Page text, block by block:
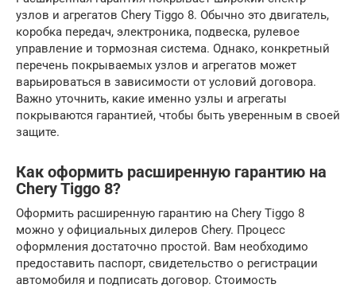
узлов и агрегатов Chery Tiggo 8. Обычно это двигатель,
коробка передач, электроника, подвеска, рулевое
управление и тормозная система. Однако, конкретный
перечень покрываемых узлов и агрегатов может
варьироваться в зависимости от условий договора.
Важно уточнить, какие именно узлы и агрегаты
покрываются гарантией, чтобы быть уверенным в своей
защите.
Как оформить расширенную гарантию на
Chery Tiggo 8?
Оформить расширенную гарантию на Chery Tiggo 8
можно у официальных дилеров Chery. Процесс
оформления достаточно простой. Вам необходимо
предоставить паспорт, свидетельство о регистрации
автомобиля и подписать договор. Стоимость